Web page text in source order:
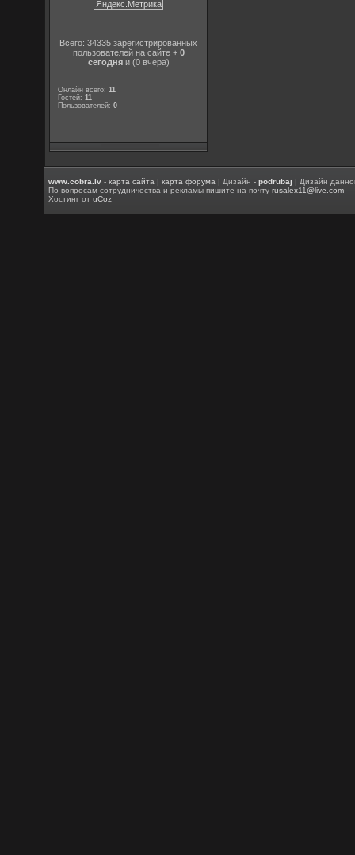
Всего: 34335 зарегистрированных
пользователей на сайте + 0
сегодняи (0 вчера)
Онлайн всего:11
Гостей:11
Пользователей:0
www.cobra.lv -карта сайта |карта форума | Дизайн -podrubaj | Дизайн
По вопросам сотрудничества и рекламы пишите на почтуrusalex11@live.com
Хостинг отuCoz